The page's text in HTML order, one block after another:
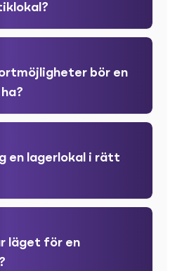
bör en
en lagerlokal i rätt
läget för en